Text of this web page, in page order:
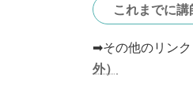
これまでに
➡その他のリン
外）